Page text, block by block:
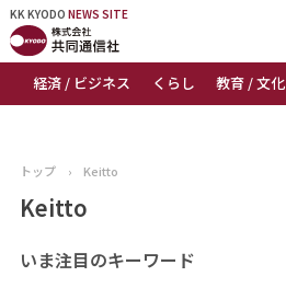
KK KYODO NEWS SITE
経済 / ビジネス くらし 教育 / 文化
KK KYODONEWS SITE
トップページ
ニュース
おすすめコンテンツ
トップ › Keitto
Keitto
いま注目のキーワード